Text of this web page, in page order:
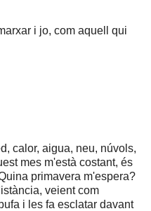
i jo, com aquell qui
calor, aigua, neu, núvols,
mes m'està costant, és
primavera m'espera?
veient com
i les fa esclatar davant